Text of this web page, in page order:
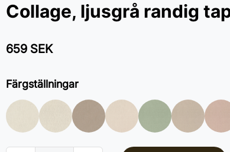
Collage, ljusgrå randig
659 SEK
Färgställningar